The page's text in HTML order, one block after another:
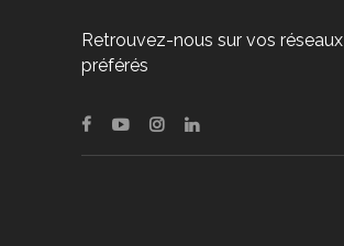
Retrouvez-nous sur vos réseaux
préférés